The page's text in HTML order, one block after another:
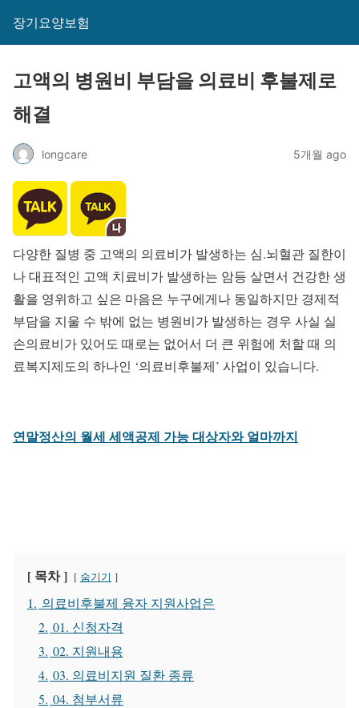
장기요양보험
고액의 병원비 부담을 의료비 후불제로
해결
longcare 5개월 ago
다양한 질병 중 고액의 의료비가 발생하는 심.뇌혈관 질한이
나 대표적인 고액 치료비가 발생하는 암등 살면서 건강한 생
활을 영위하고 싶은 마음은 누구에게나 동일하지만 경제적
부담을 지울 수 밖에 없는 병원비가 발생하는 경우 사실 실
손의료비가 있어도 때로는 없어서 더 큰 위험에 처할 때 의
료복지제도의 하나인 ‘의료비후불제’ 사업이 있습니다.
연말정산의 월세 세액공제 가능 대상자와 얼마까지
[ 목차 ] 숨기기
1. 의료비후불제 융자 지원사업은
2. 01. 신청자격
3. 02. 지원내용
4. 03. 의료비지원 질환 종류
5. 04. 첨부서류